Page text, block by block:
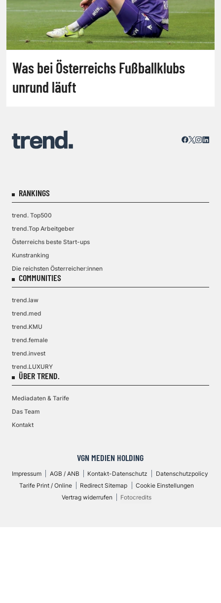
Was bei Österreichs Fußballklubs
unrund läuft
RANKINGS
trend. Top500
trend.Top Arbeitgeber
Österreichs beste Start-ups
Kunstranking
Die reichsten Österreicher:innen
COMMUNITIES
trend.law
trend.med
trend.KMU
trend.female
trend.invest
trend.LUXURY
ÜBER TREND.
Mediadaten & Tarife
Das Team
Kontakt
VGN MEDIEN HOLDING
Impressum AGB / ANB Kontakt-Datenschutz
Datenschutzpolicy
Tarife Print / Online
Redirect Sitemap
Cookie Einstellungen
Vertrag widerrufen
Fotocredits